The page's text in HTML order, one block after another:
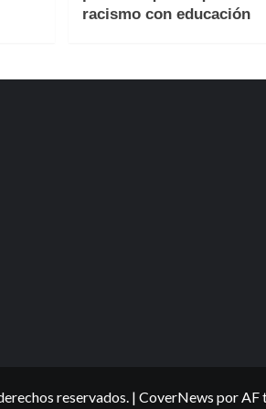
racismo con educación
reservados. | CoverNews por AF